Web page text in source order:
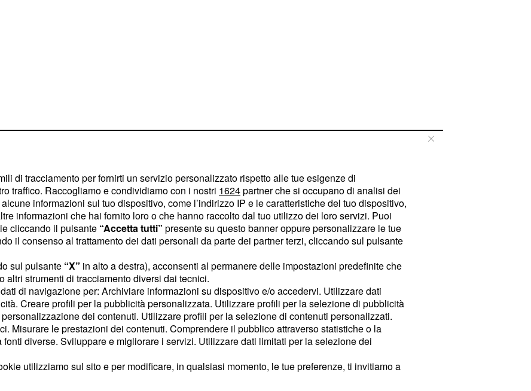
all'avvio della
Ma le novità sul tema
al 29
pensioni. Le notizie
sono aggiornate a ieri
scontro tra Governo
dell'età
da chiarire e
non solo
di tracciamento per fornirti un servizio personalizzato rispetto alle tue esigenze di
traffico. Raccogliamo e condividiamo con i nostri 1624partner che si occupano di analisi dei
informazioni sul tuo dispositivo, come l’indirizzo IP e le caratteristiche del tuo dispositivo,
informazioni che hai fornito loro o che hanno raccolto dal tuo utilizzo dei loro servizi. Puoi
cliccando il pulsante “Accetta tutti” presente su questo banner oppure personalizzare le tue
il consenso al trattamento dei dati personali da parte dei partner terzi, cliccando sul pulsante
sul pulsante “X” in alto a destra), acconsenti al permanere delle impostazioni predefinite che
altri strumenti di tracciamento diversi dai tecnici.
di navigazione per: Archiviare informazioni su dispositivo e/o accedervi. Utilizzare dati
Creare profili per la pubblicità personalizzata. Utilizzare profili per la selezione di pubblicità
dei contenuti. Utilizzare profili per la selezione di contenuti personalizzati.
Misurare le prestazioni dei contenuti. Comprendere il pubblico attraverso statistiche o la
diverse. Sviluppare e migliorare i servizi. Utilizzare dati limitati per la selezione dei
utilizziamo sul sito e per modificare, in qualsiasi momento, le tue preferenze, ti invitiamo a